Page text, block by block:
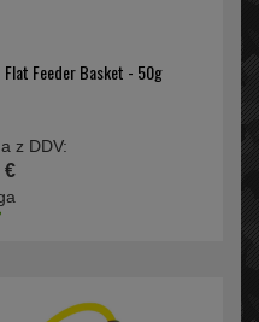
Flat Feeder Basket - 50g
z DDV:
€